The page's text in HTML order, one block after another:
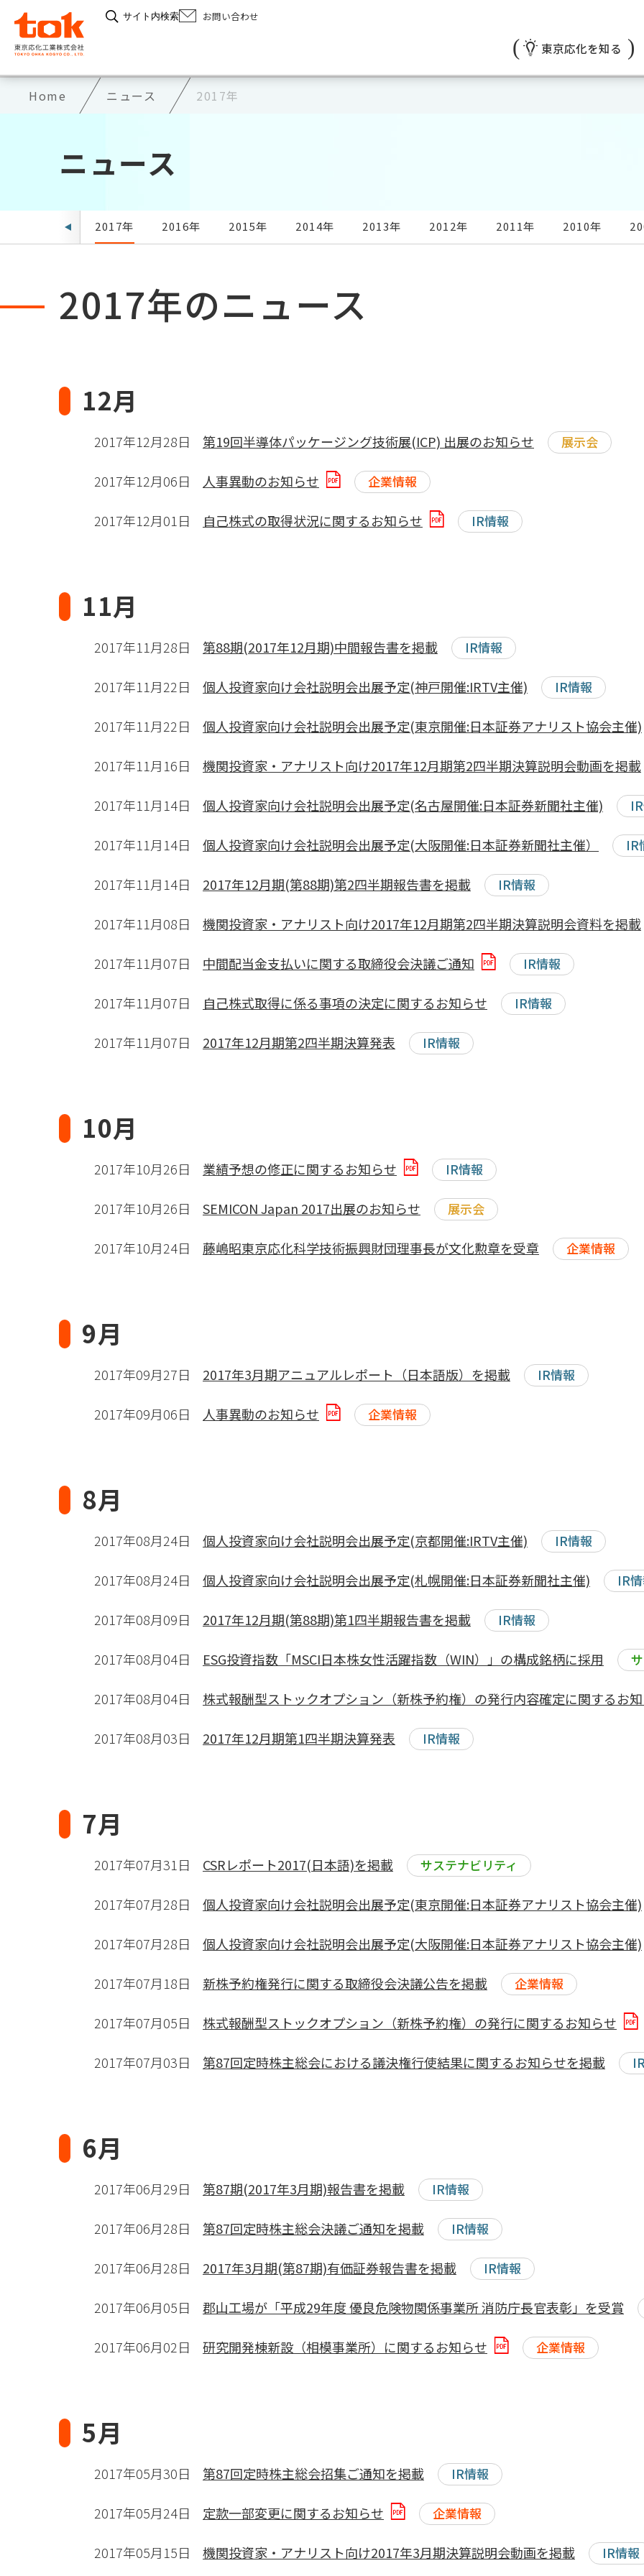
東京応化を知る
サイト内検索 お問い合わせ
Home ニュース 2017年
ニュース
2018年 2017年 2016年 2015年 2014年 2013年 2012年 2011年 2010年
2017年のニュース
12月
2017年12月28日 第19回半導体パッケージング技術展(ICP) 出展のお知らせ 展示会
2017年12月06日 人事異動のお知らせ 企業情報
2017年12月01日 自己株式の取得状況に関するお知らせ IR情報
11月
2017年11月28日 第88期(2017年12月期)中間報告書を掲載 IR情報
2017年11月22日 個人投資家向け会社説明会出展予定(神戸開催:IRTV主催) IR情報
2017年11月22日 個人投資家向け会社説明会出展予定(東京開催:日本証券アナリスト協会主催)
2017年11月16日 機関投資家・アナリスト向け2017年12月期第2四半期決算説明会動画を掲載
2017年11月14日 個人投資家向け会社説明会出展予定(名古屋開催:日本証券新聞社主催)
2017年11月14日 個人投資家向け会社説明会出展予定(大阪開催:日本証券新聞社主催） IR
2017年11月14日 2017年12月期(第88期)第2四半期報告書を掲載 IR情報
2017年11月08日 機関投資家・アナリスト向け2017年12月期第2四半期決算説明会資料を掲載
2017年11月07日 中間配当金支払いに関する取締役会決議ご通知 IR情報
2017年11月07日 自己株式取得に係る事項の決定に関するお知らせ IR情報
2017年11月07日 2017年12月期第2四半期決算発表 IR情報
10月
2017年10月26日 業績予想の修正に関するお知らせ IR情報
2017年10月26日 SEMICON Japan 2017出展のお知らせ 展示会
2017年10月24日 藤嶋昭東京応化科学技術振興財団理事長が文化勲章を受章 企業情報
9月
2017年09月27日 2017年3月期アニュアルレポート（日本語版）を掲載 IR情報
2017年09月06日 人事異動のお知らせ 企業情報
8月
2017年08月24日 個人投資家向け会社説明会出展予定(京都開催:IRTV主催) IR情報
2017年08月24日 個人投資家向け会社説明会出展予定(札幌開催:日本証券新聞社主催) IR
2017年08月09日 2017年12月期(第88期)第1四半期報告書を掲載 IR情報
2017年08月04日 ESG投資指数「MSCI日本株女性活躍指数（WIN）」の構成銘柄に採用
2017年08月04日 株式報酬型ストックオプション（新株予約権）の発行内容確定に関するお
2017年08月03日 2017年12月期第1四半期決算発表 IR情報
7月
2017年07月31日 CSRレポート2017(日本語)を掲載 サステナビリティ
2017年07月28日 個人投資家向け会社説明会出展予定(東京開催:日本証券アナリスト協会主催)
2017年07月28日 個人投資家向け会社説明会出展予定(大阪開催:日本証券アナリスト協会主催)
2017年07月18日 新株予約権発行に関する取締役会決議公告を掲載 企業情報
2017年07月05日 株式報酬型ストックオプション（新株予約権）の発行に関するお知らせ
2017年07月03日 第87回定時株主総会における議決権行使結果に関するお知らせを掲載
6月
2017年06月29日 第87期(2017年3月期)報告書を掲載 IR情報
2017年06月28日 第87回定時株主総会決議ご通知を掲載 IR情報
2017年06月28日 2017年3月期(第87期)有価証券報告書を掲載 IR情報
2017年06月05日 郡山工場が「平成29年度 優良危険物関係事業所 消防庁長官表彰」を受賞
2017年06月02日 研究開発棟新設（相模事業所）に関するお知らせ 企業情報
5月
2017年05月30日 第87回定時株主総会招集ご通知を掲載 IR情報
2017年05月24日 定款一部変更に関するお知らせ 企業情報
2017年05月15日 機関投資家・アナリスト向け2017年3月期決算説明会動画を掲載 IR情報